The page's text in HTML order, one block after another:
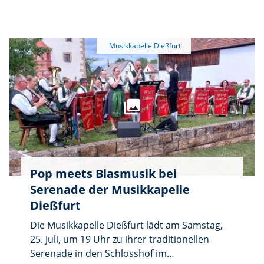
am alten Feuerwehrhaus.
Musikkapelle Dießfurt
Pop meets Blasmusik bei
Serenade der Musikkapelle
Dießfurt
Die Musikkapelle Dießfurt lädt am Samstag,
25. Juli, um 19 Uhr zu ihrer traditionellen
Serenade in den Schlosshof im